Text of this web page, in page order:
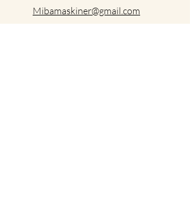
Mibamaskiner@gmail.com